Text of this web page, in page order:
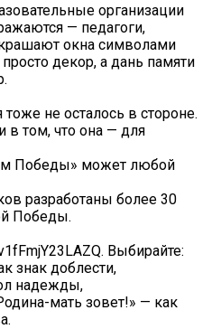
организации
— педагоги,
окна символами
декор, а дань памяти
не осталось в стороне.
в том, что она — для
Победы» может любой
разработаны более 30
Победы.
Выбирайте:
знак доблести,
надежды,
мать зовет!» — как